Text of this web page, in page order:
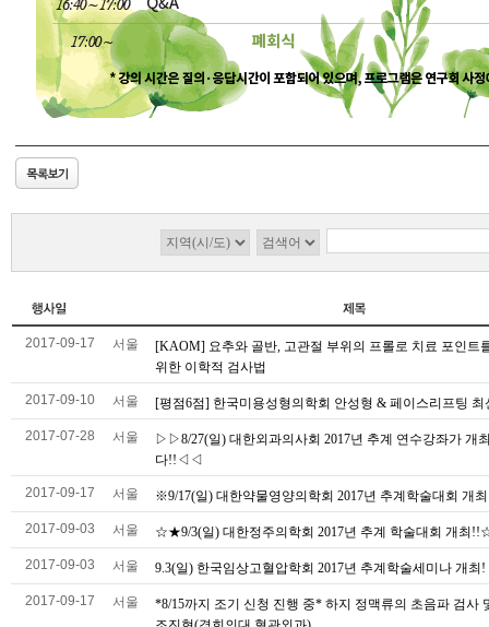
2017-09-17 서울
[KAOM] 요추와 골반, 고관절 부위의 프롤로 치료 포인트
위한 이학적 검사법
2017-09-10 서울 [평점6점] 한국미용성형의학회 안성형 & 페이스리프팅 최
2017-07-28 서울
▷▷8/27(일) 대한외과의사회 2017년 추계 연수강좌가 개
다!!◁◁
2017-09-17 서울 ※9/17(일) 대한약물영양의학회 2017년 추계학술대회 개
2017-09-03 서울 ☆★9/3(일) 대한정주의학회 2017년 추계 학술대회 개최
2017-09-03 서울 9.3(일) 한국임상고혈압학회 2017년 추계학술세미나 개최!
2017-09-17 서울
*8/15까지 조기 신청 진행 중* 하지 정맥류의 초음파 검사